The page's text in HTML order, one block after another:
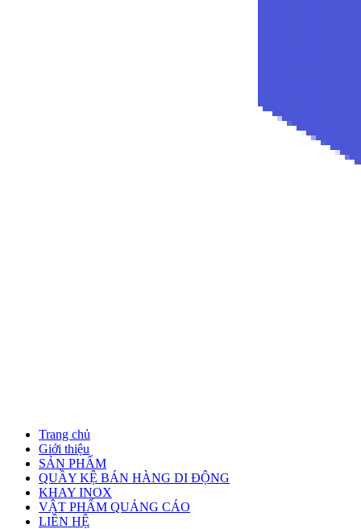
Trang chủ
Giới thiệu
SẢN PHẨM
QUẦY KỆ BÁN HÀNG DI ĐỘNG
KHAY INOX
VẬT PHẨM QUẢNG CÁO
LIÊN HỆ